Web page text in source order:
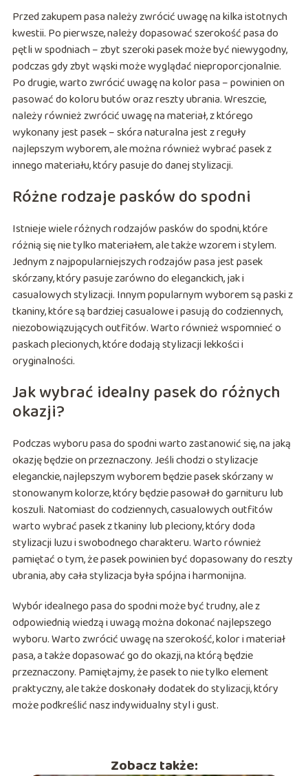
Przed zakupem pasa należy zwrócić uwagę na kilka istotnych
kwestii. Po pierwsze, należy dopasować szerokość pasa do
pętli w spodniach – zbyt szeroki pasek może być niewygodny,
podczas gdy zbyt wąski może wyglądać nieproporcjonalnie.
Po drugie, warto zwrócić uwagę na kolor pasa – powinien on
pasować do koloru butów oraz reszty ubrania. Wreszcie,
należy również zwrócić uwagę na materiał, z którego
wykonany jest pasek – skóra naturalna jest z reguły
najlepszym wyborem, ale można również wybrać pasek z
innego materiału, który pasuje do danej stylizacji.
Różne rodzaje pasków do spodni
Istnieje wiele różnych rodzajów pasków do spodni, które
różnią się nie tylko materiałem, ale także wzorem i stylem.
Jednym z najpopularniejszych rodzajów pasa jest pasek
skórzany, który pasuje zarówno do eleganckich, jak i
casualowych stylizacji. Innym popularnym wyborem są paski z
tkaniny, które są bardziej casualowe i pasują do codziennych,
niezobowiązujących outfitów. Warto również wspomnieć o
paskach plecionych, które dodają stylizacji lekkości i
oryginalności.
Jak wybrać idealny pasek do różnych
okazji?
Podczas wyboru pasa do spodni warto zastanowić się, na jaką
okazję będzie on przeznaczony. Jeśli chodzi o stylizacje
eleganckie, najlepszym wyborem będzie pasek skórzany w
stonowanym kolorze, który będzie pasował do garnituru lub
koszuli. Natomiast do codziennych, casualowych outfitów
warto wybrać pasek z tkaniny lub pleciony, który doda
stylizacji luzu i swobodnego charakteru. Warto również
pamiętać o tym, że pasek powinien być dopasowany do reszty
ubrania, aby cała stylizacja była spójna i harmonijna.
Wybór idealnego pasa do spodni może być trudny, ale z
odpowiednią wiedzą i uwagą można dokonać najlepszego
wyboru. Warto zwrócić uwagę na szerokość, kolor i materiał
pasa, a także dopasować go do okazji, na którą będzie
przeznaczony. Pamiętajmy, że pasek to nie tylko element
praktyczny, ale także doskonały dodatek do stylizacji, który
może podkreślić nasz indywidualny styl i gust.
Zobacz także: